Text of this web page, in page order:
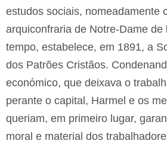
estudos sociais, nomeadamente
arquiconfraria de Notre-Dame de
tempo, estabelece, em 1891, a
dos Patrões Cristãos.
económico, que deixava o
perante o capital, Harmel e os
queriam, em primeiro lugar,
moral e material dos